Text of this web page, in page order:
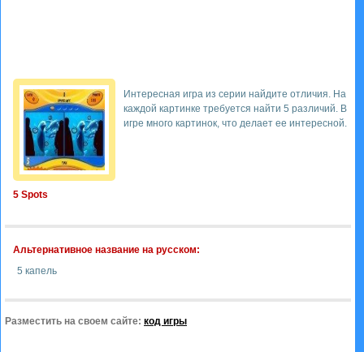
5 Spots
Интересная игра из серии найдите отличия. На
каждой картинке требуется найти 5 различий. В
игре много картинок, что делает ее интересной.
Альтернативное название на русском:
5 капель
Разместить на своем сайте: код игры